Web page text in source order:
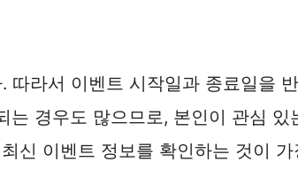
라서 이벤트 시작일과 종료일을
경우도 많으므로, 본인이 관심
신 이벤트 정보를 확인하는 것이